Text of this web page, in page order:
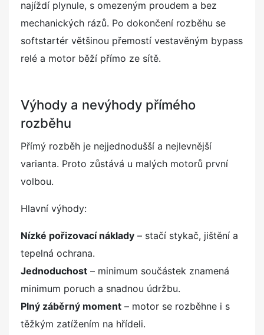
najíždí plynule, s omezeným proudem a bez
mechanických rázů. Po dokončení rozběhu se
softstartér většinou přemostí vestavěným bypass
relé a motor běží přímo ze sítě.
Výhody a nevýhody přímého
rozběhu
Přímý rozběh je nejjednodušší a nejlevnější
varianta. Proto zůstává u malých motorů první
volbou.
Hlavní výhody:
Nízké pořizovací náklady – stačí stykač, jištění a
tepelná ochrana.
Jednoduchost – minimum součástek znamená
minimum poruch a snadnou údržbu.
Plný záběrný moment – motor se rozběhne i s
těžkým zatížením na hřídeli.